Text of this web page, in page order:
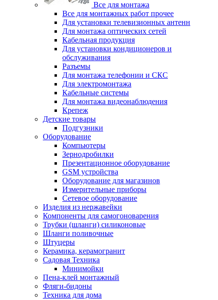
Все для монтажа
Все для монтажных работ прочее
Для установки телевизионных антенн
Для монтажа оптических сетей
Кабельная продукция
Для установки кондиционеров и
обслуживания
Разъемы
Для монтажа телефонии и СКС
Для электромонтажа
Кабельные системы
Для монтажа видеонаблюдения
Крепеж
Детские товары
Подгузники
Оборудование
Компьютеры
Зернодробилки
Презентационное оборудование
GSM устройства
Оборудование для магазинов
Измерительные приборы
Сетевое оборудование
Изделия из нержавейки
Компоненты для самогоноварения
Трубки (шланги) силиконовые
Шланги поливочные
Штуцеры
Керамика, керамогранит
Садовая Техника
Минимойки
Пена-клей монтажный
Фляги-бидоны
Техника для дома